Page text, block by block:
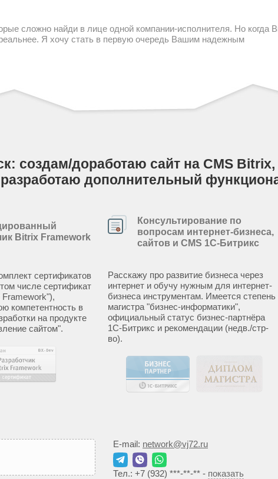
сложно найди в лице одной компании-исполнителя. Но когда
Я хочу стать в первую очередь Вашим надежным
создам/доработаю сайт на CMS Bitrix,
дополнительный
Bitrix Framework
сертификатов
числе сертификат
Framework"),
компетентность в
на продукте
сайтом".
Консультирование по
вопросам интернет-бизнеса,
сайтов и CMS 1С-Битрикс
Расскажу про развитие бизнеса через
интернет и обучу нужным для интернет-
бизнеса инструментам. Имеется степень
магистра "бизнес-информатики",
официальный статус бизнес-партнёра
1С-Битрикс и рекомендации (недв./стр-
во).
E-mail: network@vj72.ru
Тел.: +7 (932) ***-**-** - показать